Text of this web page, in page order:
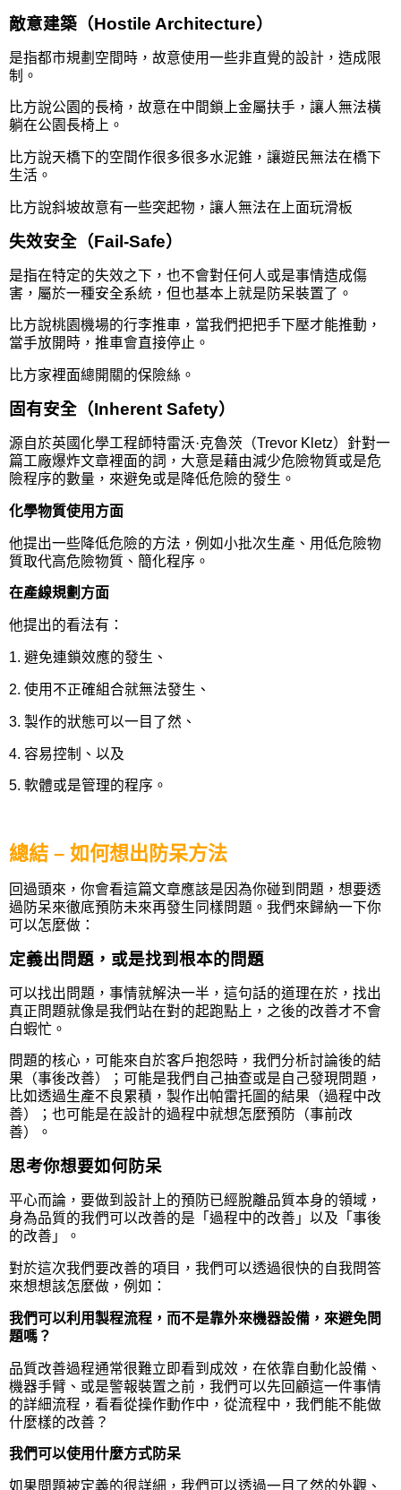
敵意建築（Hostile Architecture）
是指都市規劃空間時，故意使用一些非直覺的設計，造成限
制。
比方說公園的長椅，故意在中間鎖上金屬扶手，讓人無法橫
躺在公園長椅上。
比方說天橋下的空間作很多很多水泥錐，讓遊民無法在橋下
生活。
比方說斜坡故意有一些突起物，讓人無法在上面玩滑板
失效安全（Fail-Safe）
是指在特定的失效之下，也不會對任何人或是事情造成傷
害，屬於一種安全系統，但也基本上就是防呆裝置了。
比方說桃園機場的行李推車，當我們把把手下壓才能推動，
當手放開時，推車會直接停止。
比方家裡面總開關的保險絲。
固有安全（Inherent Safety）
源自於英國化學工程師特雷沃·克魯茨（Trevor Kletz）針對一
篇工廠爆炸文章裡面的詞，大意是藉由減少危險物質或是危
險程序的數量，來避免或是降低危險的發生。
化學物質使用方面
他提出一些降低危險的方法，例如小批次生產、用低危險物
質取代高危險物質、簡化程序。
在產線規劃方面
他提出的看法有：
1. 避免連鎖效應的發生、
2. 使用不正確組合就無法發生 、
3. 製作的狀態可以一目了然 、
4. 容易控制 、 以及
5. 軟體或是管理的程序。
總結 – 如何想出防呆方法
回過頭來，你會看這篇文章應該是因為你碰到問題，想要透
過防呆來徹底預防未來再發生同樣問題。我們來歸納一下你
可以怎麼做：
定義出問題，或是找到根本的問題
可以找出問題，事情就解決一半，這句話的道理在於，找出
真正問題就像是我們站在對的起跑點上，之後的改善才不會
白蝦忙。
問題的核心，可能來自於客戶抱怨時，我們分析討論後的結
果（事後改善）；可能是我們自己抽查或是自己發現問題，
比如透過生產不良累積，製作出帕雷托圖的結果（過程中改
善）；也可能是在設計的過程中就想怎麼預防（事前改
善）。
思考你想要如何防呆
平心而論，要做到設計上的預防已經脫離品質本身的領域，
身為品質的我們可以改善的是「過程中的改善」以及「事後
的改善」。
對於這次我們要改善的項目，我們可以透過很快的自我問答
來想想該怎麼做，例如：
我們可以利用製程流程，而不是靠外來機器設備，來避免問
題嗎？
品質改善過程通常很難立即看到成效，在依靠自動化設備、
機器手臂、或是警報裝置之前，我們可以先回顧這一件事情
的詳細流程，看看從操作動作中，從流程中，我們能不能做
什麼樣的改善？
我們可以使用什麼方式防呆
如果問題被定義的很詳細，我們可以透過一目了然的外觀、